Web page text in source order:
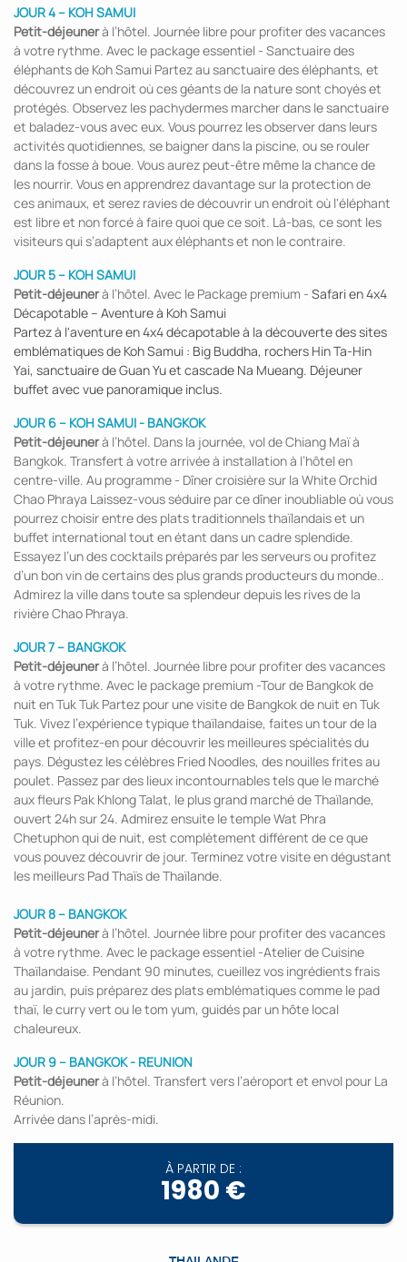
JOUR 4 – KOH SAMUI
Petit-déjeunerà l’hôtel. Journée libre pour profiter des vacances
à votre rythme. Avec le package essentiel - Sanctuaire des
éléphants de Koh Samui Partez au sanctuaire des éléphants, et
découvrez un endroit où ces géants de la nature sont choyés et
protégés. Observez les pachydermes marcher dans le sanctuaire
et baladez-vous avec eux. Vous pourrez les observer dans leurs
activités quotidiennes, se baigner dans la piscine, ou se rouler
dans la fosse à boue. Vous aurez peut-être même la chance de
les nourrir. Vous en apprendrez davantage sur la protection de
ces animaux, et serez ravies de découvrir un endroit où l'éléphant
est libre et non forcé à faire quoi que ce soit. Là-bas, ce sont les
visiteurs qui s’adaptent aux éléphants et non le contraire.
JOUR 5 – KOH SAMUI
Petit-déjeunerà l’hôtel. Avec le Package premium - Safari en 4x4
Décapotable – Aventure à Koh Samui
Partez à l'aventure en 4x4 décapotable à la découverte des sites
emblématiques de Koh Samui : Big Buddha, rochers Hin Ta-Hin
Yai, sanctuaire de Guan Yu et cascade Na Mueang. Déjeuner
buffet avec vue panoramique inclus.
JOUR 6 – KOH SAMUI - BANGKOK
Petit-déjeunerà l’hôtel. Dans la journée, vol de Chiang Maï à
Bangkok. Transfert à votre arrivée à installation à l’hôtel en
centre-ville. Au programme - Dîner croisière sur la White Orchid
Chao Phraya Laissez-vous séduire par ce dîner inoubliable où vous
pourrez choisir entre des plats traditionnels thaïlandais et un
buffet international tout en étant dans un cadre splendide.
Essayez l’un des cocktails préparés par les serveurs ou profitez
d’un bon vin de certains des plus grands producteurs du monde..
Admirez la ville dans toute sa splendeur depuis les rives de la
rivière Chao Phraya.
JOUR 7 – BANGKOK
Petit-déjeunerà l’hôtel. Journée libre pour profiter des vacances
à votre rythme. Avec le package premium -Tour de Bangkok de
nuit en Tuk Tuk Partez pour une visite de Bangkok de nuit en Tuk
Tuk. Vivez l’expérience typique thaïlandaise, faites un tour de la
ville et profitez-en pour découvrir les meilleures spécialités du
pays. Dégustez les célèbres Fried Noodles, des nouilles frites au
poulet. Passez par des lieux incontournables tels que le marché
aux fleurs Pak Khlong Talat, le plus grand marché de Thaïlande,
ouvert 24h sur 24. Admirez ensuite le temple Wat Phra
Chetuphon qui de nuit, est complètement différent de ce que
vous pouvez découvrir de jour. Terminez votre visite en dégustant
les meilleurs Pad Thaïs de Thaïlande.
JOUR 8 – BANGKOK
Petit-déjeunerà l’hôtel. Journée libre pour profiter des vacances
à votre rythme. Avec le package essentiel -Atelier de Cuisine
Thaïlandaise. Pendant 90 minutes, cueillez vos ingrédients frais
au jardin, puis préparez des plats emblématiques comme le pad
thaï, le curry vert ou le tom yum, guidés par un hôte local
chaleureux.
JOUR 9 – BANGKOK - REUNION
Petit-déjeunerà l’hôtel. Transfert vers l’aéroport et envol pour La
Réunion.
Arrivée dans l’après-midi.
À PARTIR DE :
1980 €